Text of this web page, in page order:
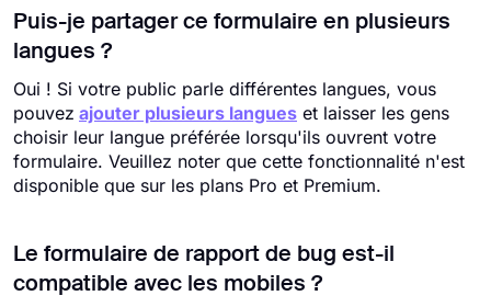
Puis-je partager ce formulaire en plusieurs
langues ?
Oui ! Si votre public parle différentes langues, vous
pouvez ajouter plusieurs langues et laisser les gens
choisir leur langue préférée lorsqu'ils ouvrent votre
formulaire. Veuillez noter que cette fonctionnalité n'est
disponible que sur les plans Pro et Premium.
Le formulaire de rapport de bug est-il
compatible avec les mobiles ?